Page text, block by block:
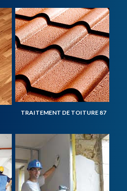
TRAITEMENT DE TOITURE 87